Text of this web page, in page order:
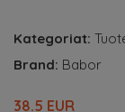
Kategoriat:
Brand: Babor
38.5 EUR